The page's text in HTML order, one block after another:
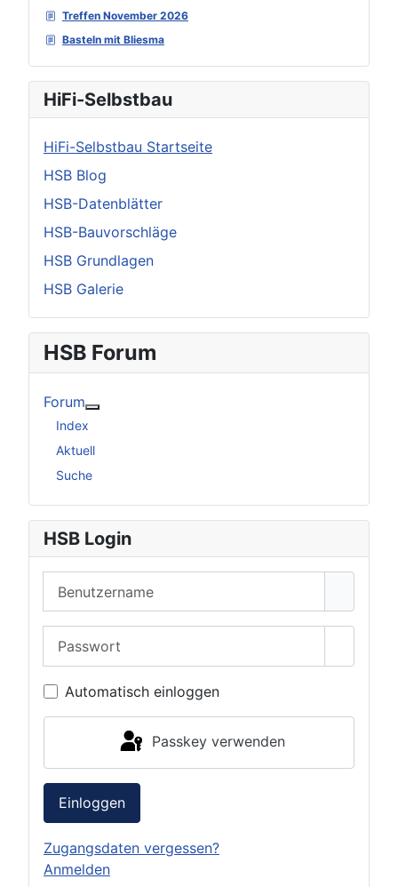
Treffen November 2026
Basteln mit Bliesma
HiFi-Selbstbau
HiFi-Selbstbau Startseite
HSB Blog
HSB-Datenblätter
HSB-Bauvorschläge
HSB Grundlagen
HSB Galerie
HSB Forum
Forum
Index
Aktuell
Suche
HSB Login
Automatisch einloggen
Passkey verwenden
Einloggen
Zugangsdaten vergessen?
Anmelden